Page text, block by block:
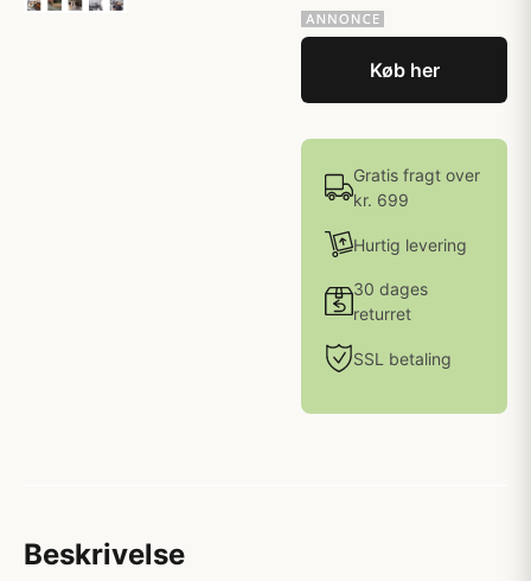
Køb her
Gratis fragt over
kr. 699
Hurtig levering
30 dages
returret
SSL betaling
Beskrivelse